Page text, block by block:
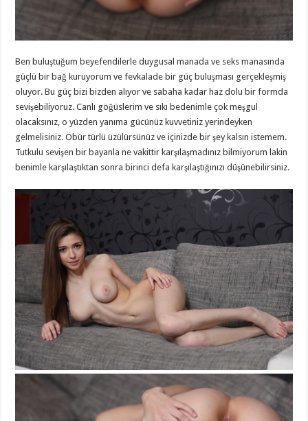
Ben buluştuğum beyefendilerle duygusal manada ve seks manasında
güçlü bir bağ kuruyorum ve fevkalade bir güç buluşması gerçekleşmiş
oluyor. Bu güç bizi bizden alıyor ve sabaha kadar haz dolu bir formda
sevişebiliyoruz. Canlı göğüslerim ve sıkı bedenimle çok meşgul
olacaksınız, o yüzden yanıma gücünüz kuvvetiniz yerindeyken
gelmelisiniz. Öbür türlü üzülürsünüz ve içinizde bir şey kalsın istemem.
Tutkulu sevişen bir bayanla ne vakittir karşılaşmadınız bilmiyorum lakin
benimle karşılaştıktan sonra birinci defa karşılaştığınızı düşünebilirsiniz.